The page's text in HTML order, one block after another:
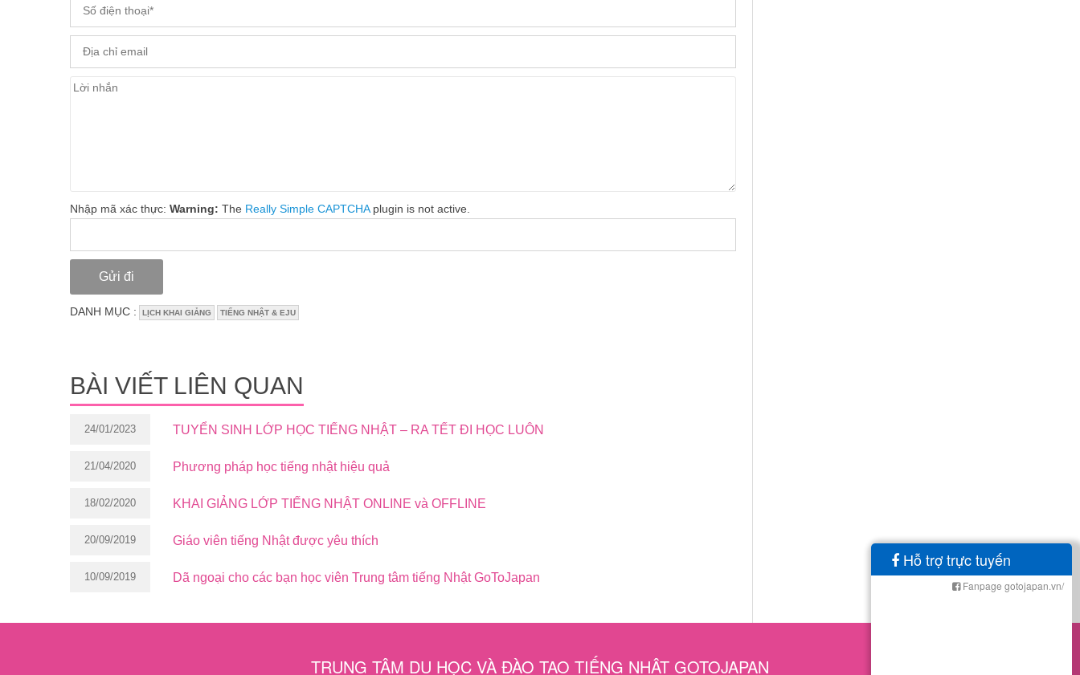
Nhập mã xác thực: Warning: The Really Simple CAPTCHAplugin is not active.
DANH MỤC : LỊCH KHAI GIẢNG TIẾNG NHẬT & EJU
BÀI VIẾT LIÊN QUAN
24/01/2023 TUYỂN SINH LỚP HỌC TIẾNG NHẬT – RA TẾT ĐI HỌC LUÔN
21/04/2020 Phương pháp học tiếng nhật hiệu quả
18/02/2020 KHAI GIẢNG LỚP TIẾNG NHẬT ONLINE và OFFLINE
20/09/2019 Giáo viên tiếng Nhật được yêu thích
10/09/2019 Dã ngoại cho các bạn học viên Trung tâm tiếng Nhật GoToJapan
TRUNG TÂM DU HỌC VÀ ĐÀO TẠO TIẾNG NHẬT GOTOJAPAN
Hỗ trợ trực tuyến
Fanpage gotojapan.vn/